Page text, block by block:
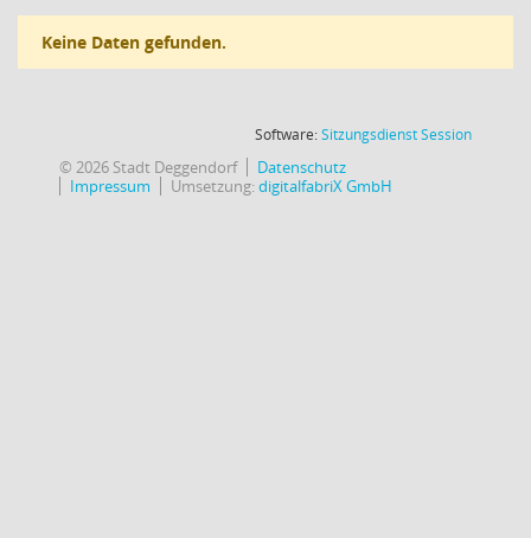
Keine Daten gefunden.
Software:SitzungsdienstSession(Wird in
© 2026 Stadt Deggendorf
Datenschutz
Impressum
Umsetzung:digitalfabriX GmbH